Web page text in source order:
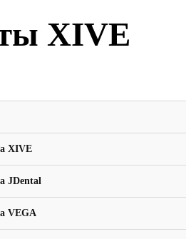
XIVE
XIVE
JDental
VEGA